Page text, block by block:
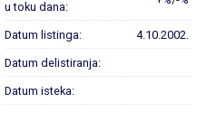
u toku dana:
Datum listinga: 4.10.2002.
Datum delistiranja:
Datum isteka: